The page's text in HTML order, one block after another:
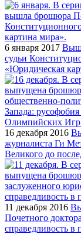
6 января 2017
судьи
«Юридическая
16 декабря 2016
журналиста Ги
Великого до
11 декабря 2016
Почетного
справедливость в